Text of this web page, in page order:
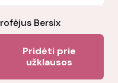
Bersix
Pridėti prie
užklausos